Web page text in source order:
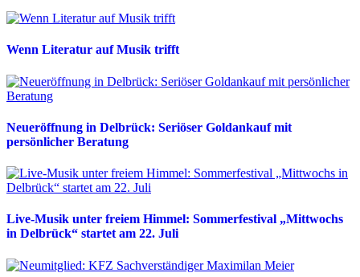
Wenn Literatur auf Musik trifft
Neueröffnung in Delbrück: Seriöser Goldankauf mit
persönlicher Beratung
Live-Musik unter freiem Himmel: Sommerfestival „Mittwochs
in Delbrück“ startet am 22. Juli